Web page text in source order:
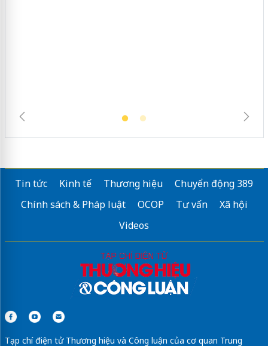
Tin tức Kinh tế Thương hiệu
Chuyển động 389
Chính sách & Pháp luật
OCOP Tư vấn
Xã hội
Videos
Tạp chí điện tử Thương hiệu và Công luận của cơ quan Trung